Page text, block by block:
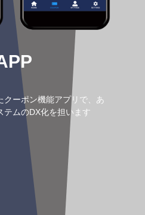
クーポン機能アプリで、あ
テムのDX化を担います